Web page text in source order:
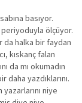
basıyor.
periyoduyla ölçüyor.
da halka bir faydan
kıskanç falan
da mı okumadın
yazdıklarını.
niye